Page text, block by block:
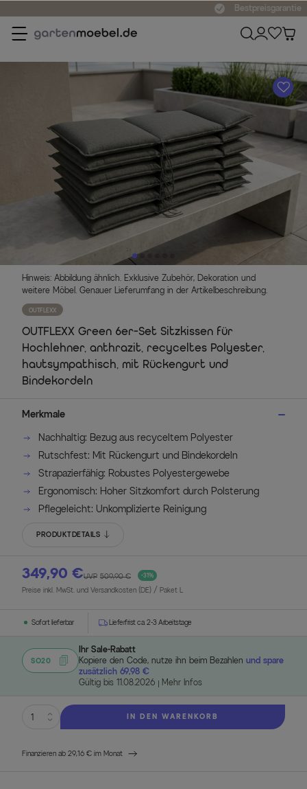
A
Hinweis: Abbildung ähnlich. Exklusive Zubehör, Dekoration und
weitere Möbel. Genauer Lieferumfang in der Artikelbeschreibung.
OUTFLEXX
OUTFLEXX Green 6er-Set Sitzkissen für
Hochlehner, anthrazit, recyceltes Polyester,
hautsympathisch, mit Rückengurt und
Bindekordeln
Merkmale
Nachhaltig: Bezug aus recyceltem Polyester
Rutschfest: Mit Rückengurt und Bindekordeln
Strapazierfähig: Robustes Polyestergewebe
Ergonomisch: Hoher Sitzkomfort durch Polsterung
Pflegeleicht: Unkomplizierte Reinigung
PRODUKTDETAILS
349,90 € -31%
UVP 509,90 €
Preise inkl. MwSt. und Versandkosten (DE) / Paket L
Sofort lieferbar Lieferfrist ca. 2-3 Arbeitstage
SO20
Ihr Sale-Rabatt
Kopiere den Code, nutze ihn beim Bezahlen und spare
zusätzlich 69,98 €
Gültig bis 11.08.2026
Mehr Infos
IN DEN WARENKORB
Finanzieren ab 29,16 € im Monat